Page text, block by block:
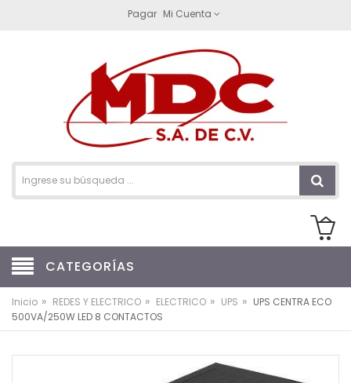
Pagar Mi Cuenta
CATEGORÍAS
Inicio » REDES Y ELECTRICO » ELECTRICO » UPS » UPS CENTRA ECO
500VA/250W LED 8 CONTACTOS